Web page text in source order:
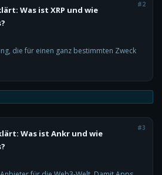
#2
Was ist XRP und wie
die für einen ganz bestimmten Zweck
#3
Was ist Ankr und wie